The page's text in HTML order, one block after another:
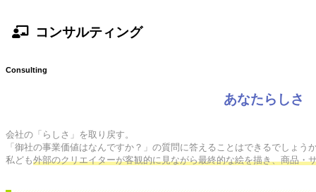
コンサルティング
Consulting
あなたらしさ
会社の「らしさ」を取り戻す。
「御社の事業価値はなんですか？」の質問に答えることはできるでしょう
私ども外部のクリエイターが客観的に見ながら最終的な絵を描き、商品・